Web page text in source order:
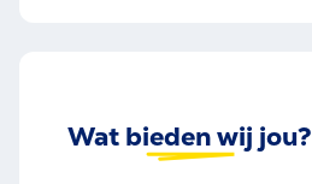
Wat bieden wij jou?